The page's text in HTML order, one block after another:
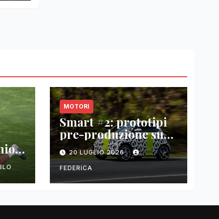
MOTORI
Smart #2: prototipi
pre-produzione su
strada prima del
paris motor show
2026
20 LUGLIO 2026
FEDERICA